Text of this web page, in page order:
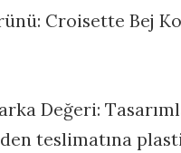
Croisette Bej
Değeri:
teslimatına